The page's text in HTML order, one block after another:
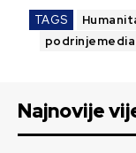
TAGS
podrinjemedia
Najnovije